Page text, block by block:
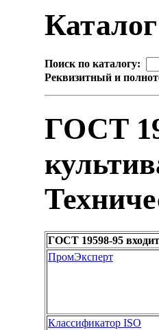
Поиск по каталогу:
Реквизитный и
ГОСТ
ГОСТ 19598-95
ПромЭксперт
Классификатор ISO